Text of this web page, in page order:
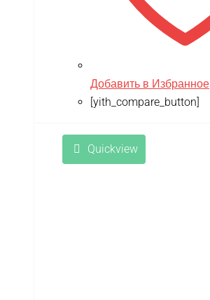
Добавить в Избранное
[yith_compare_button]
Quickview